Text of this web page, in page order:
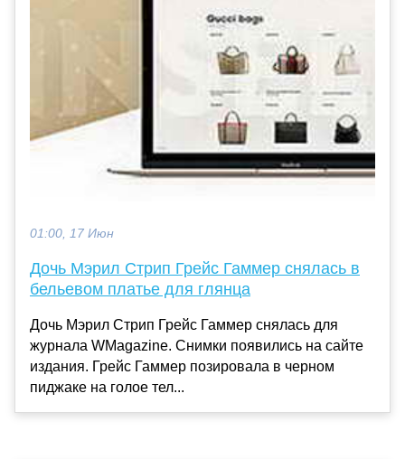
01:00, 17 Июн
Дочь Мэрил Стрип Грейс Гаммер снялась в
бельевом платье для глянца
Дочь Мэрил Стрип Грейс Гаммер снялась для
журнала WMagazine. Снимки появились на сайте
издания. Грейс Гаммер позировала в черном
пиджаке на голое тел...